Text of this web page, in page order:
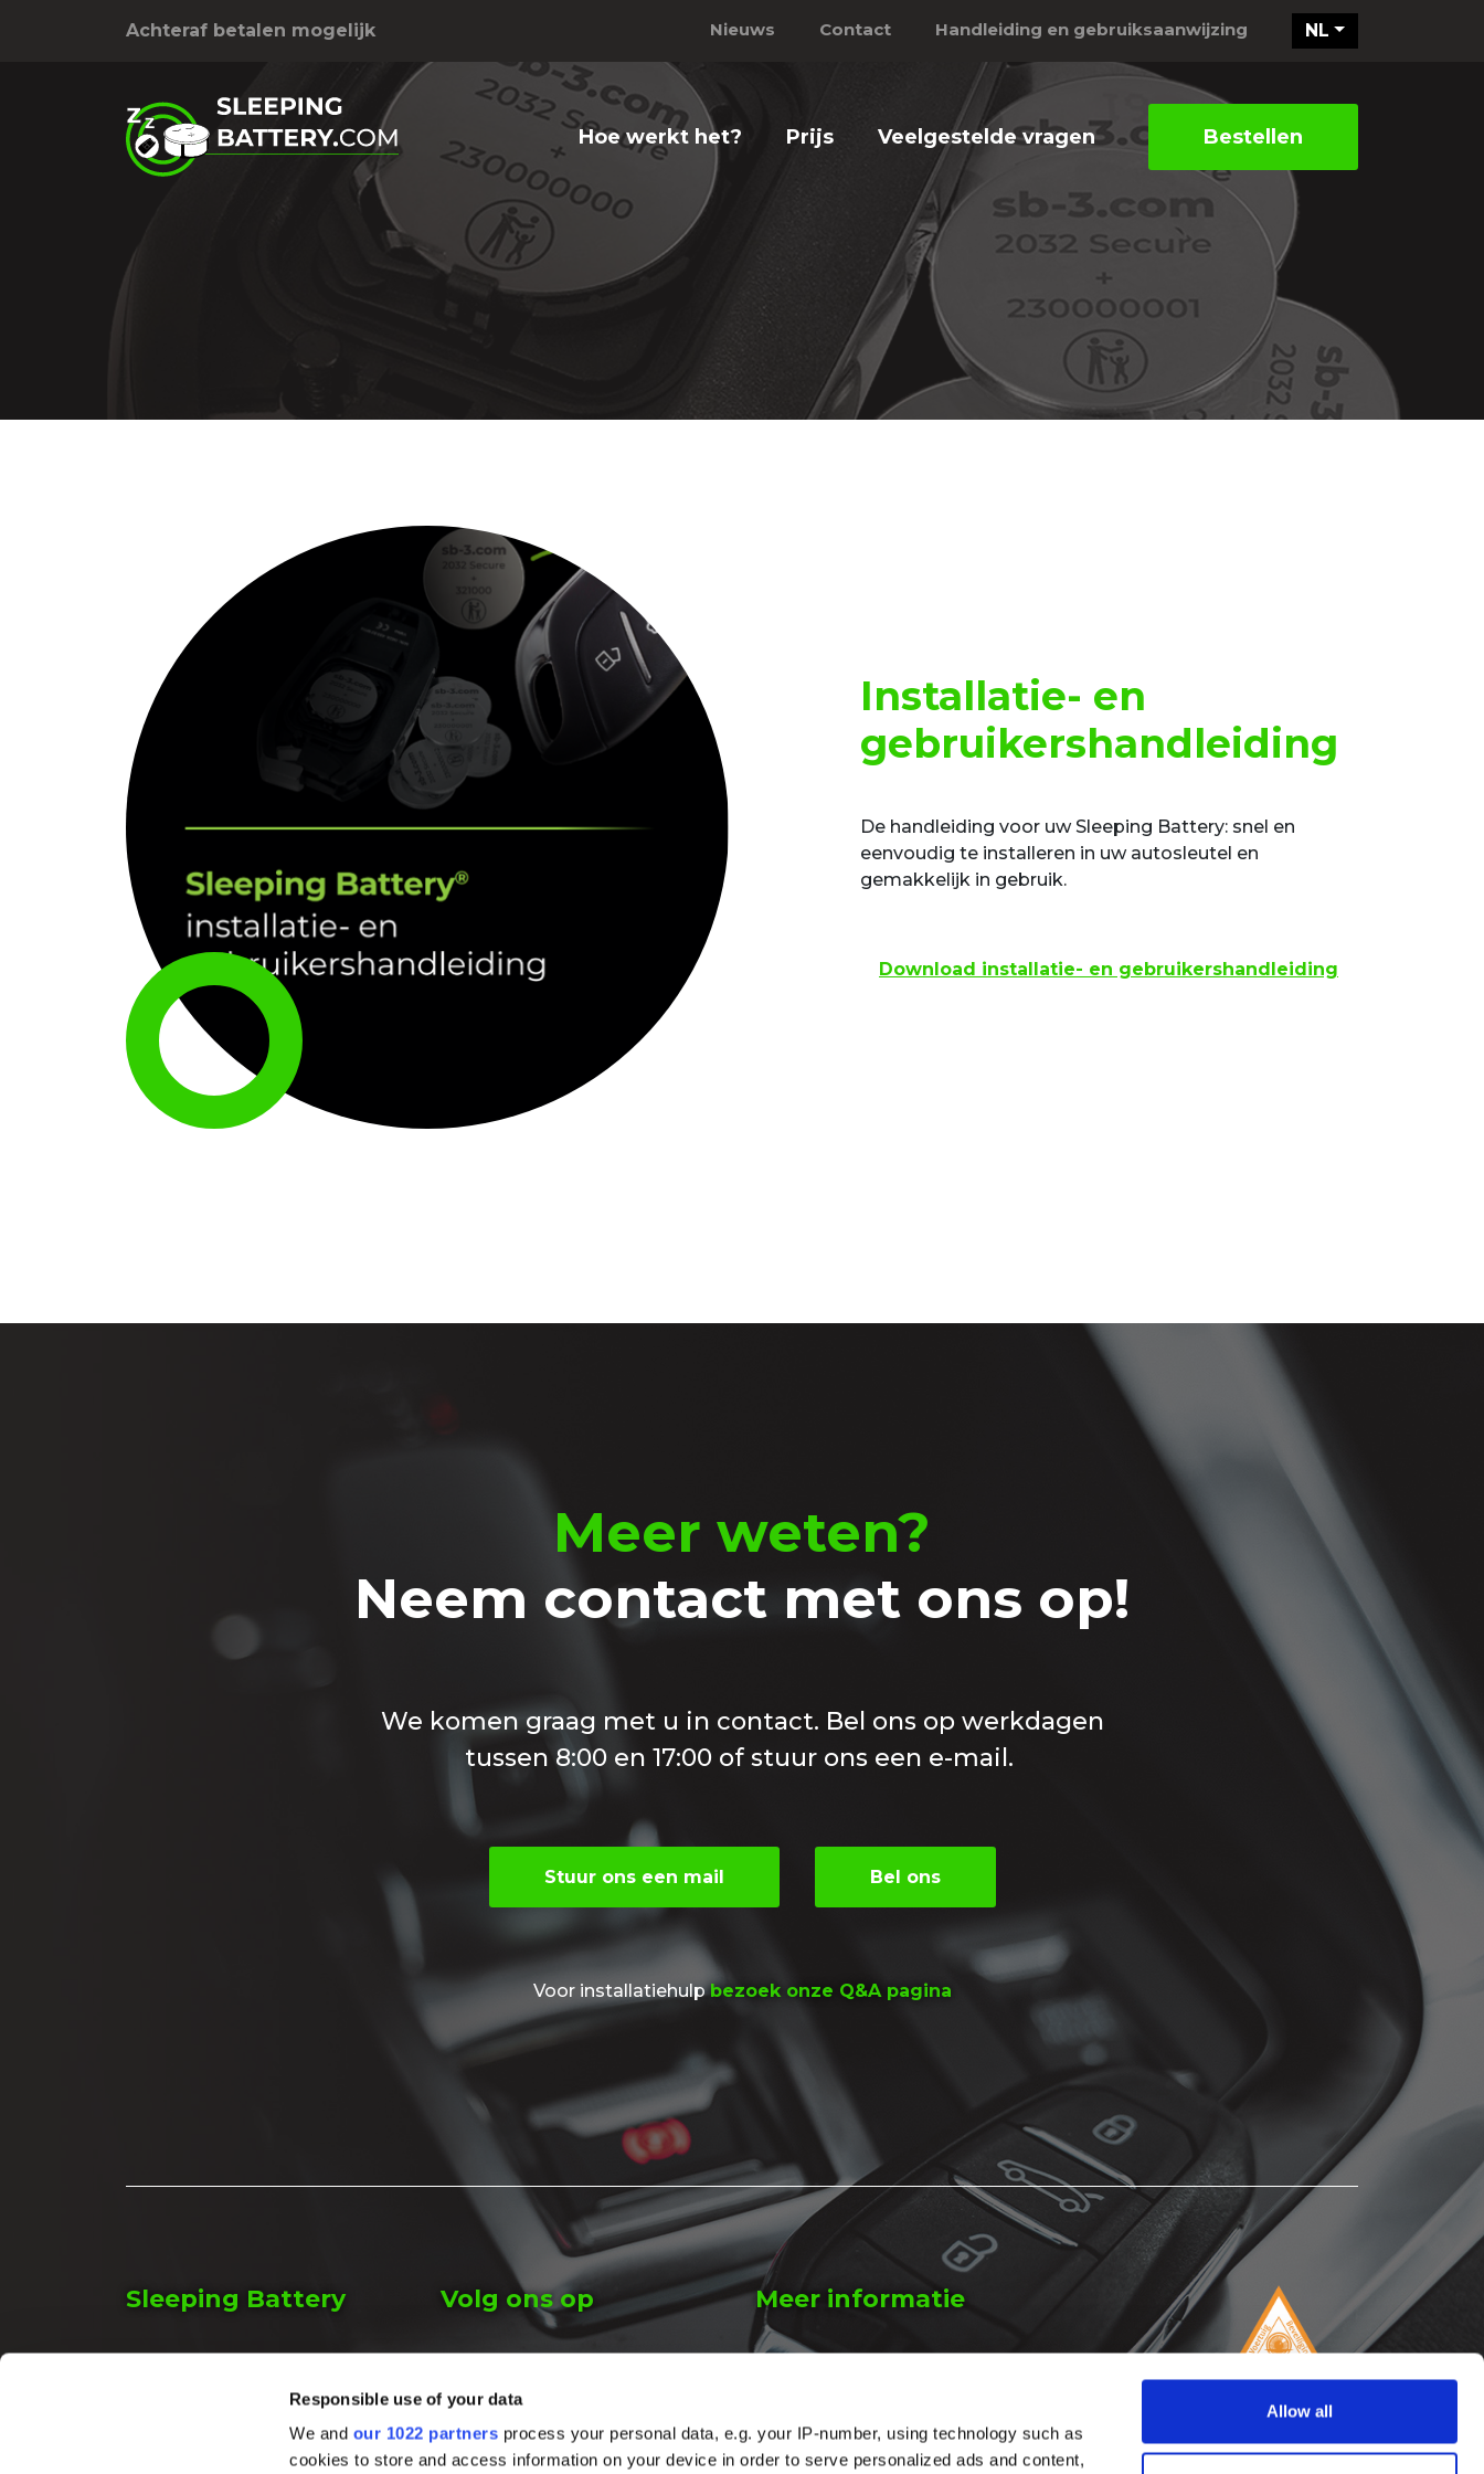
Responsible use of your data
We and our 1022 partners process your personal data, e.g. your IP-number, using technology such as
cookies to store and access information on your device in order to serve personalized ads and content,
Allow all
Achteraf betalen mogelijk Nieuws Contact Handleiding en gebruiksaanwijzing NL
Hoe werkt het? Prijs Veelgestelde vragen Bestellen
Installatie- en
gebruikershandleiding
De handleiding voor uw Sleeping Battery: snel en
eenvoudig te installeren in uw autosleutel en
gemakkelijk in gebruik.
Download installatie- en gebruikershandleiding
Meer weten?
Neem contact met ons op!
We komen graag met u in contact. Bel ons op werkdagen
tussen 8:00 en 17:00 of stuur ons een e-mail.
Stuur ons een mail Bel ons
Voor installatiehulpbezoek onze Q&A pagina
Sleeping Battery
4251 LT Werkendam
Volg ons op
Facebook
Meer informatie
Beter dan een hoesje of blik